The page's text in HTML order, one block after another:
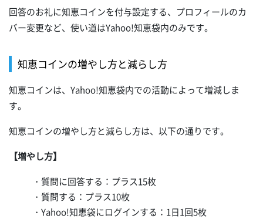
回答のお礼に知恵コインを付与設定する、プロフィールのカ
バー変更など、使い道はYahoo!知恵袋内のみです。
知恵コインの増やし方と減らし方
知恵コインは、Yahoo!知恵袋内での活動によって増減しま
す。
知恵コインの増やし方と減らし方は、以下の通りです。
【増やし方】
・質問に回答する：プラス15枚
・質問する：プラス10枚
・Yahoo!知恵袋にログインする：1日1回5枚